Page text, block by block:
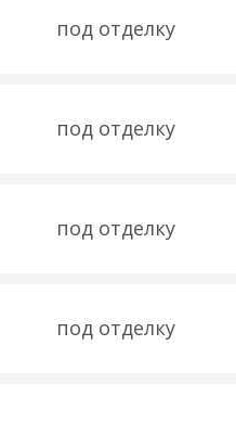
под отделку
под отделку
под отделку
под отделку